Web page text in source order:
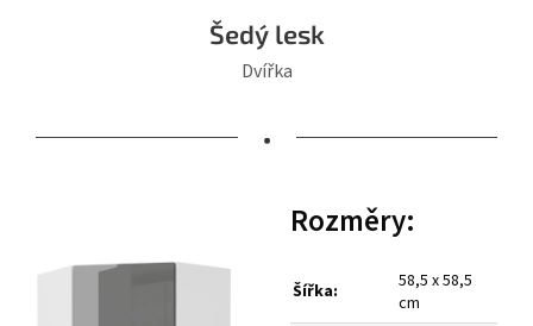
Šedý lesk
Dvířka
•
Rozměry:
Šířka:
58,5 x 58,5
cm